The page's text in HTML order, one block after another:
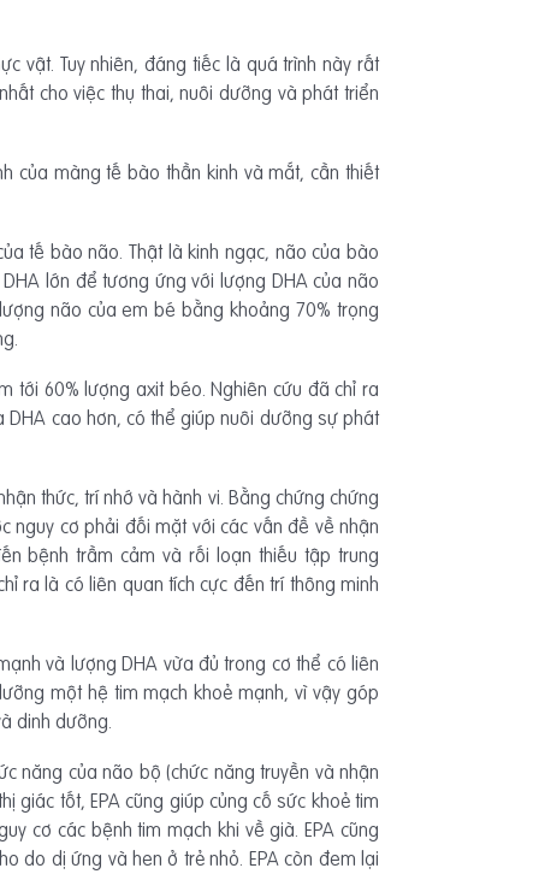
vật. Tuy nhiên, đáng tiếc là quá trình này rất
cho việc thụ thai, nuôi dưỡng và phát triển
của màng tế bào thần kinh và mắt, cần thiết
tế bào não. Thật là kinh ngạc, não của bào
lớn để tương ứng với lượng DHA của não
não của em bé bằng khoảng 70% trọng
tới 60% lượng axit béo. Nghiên cứu đã chỉ ra
cao hơn, có thể giúp nuôi dưỡng sự phát
thức, trí nhớ và hành vi. Bằng chứng chứng
nguy cơ phải đối mặt với các vấn đề về nhận
bệnh trầm cảm và rối loạn thiếu tập trung
ra là có liên quan tích cực đến trí thông minh
và lượng DHA vừa đủ trong cơ thể có liên
một hệ tim mạch khoẻ mạnh, vì vậy góp
dinh dưỡng.
năng của não bộ (chức năng truyền và nhận
giác tốt, EPA cũng giúp củng cố sức khoẻ tim
cơ các bệnh tim mạch khi về già. EPA cũng
do dị ứng và hen ở trẻ nhỏ. EPA còn đem lại